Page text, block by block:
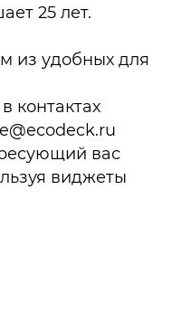
25 лет.
из удобных для
контактах
вас
виджеты